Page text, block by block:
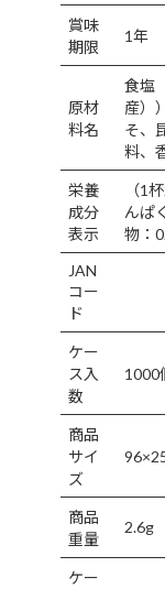
賞味
期限
1年
原材
料名
食塩
産）
そ、
料、
栄養
成分
表示
（1
んぱ
物：
JAN
コー
ド
ケー
ス入
数
1000
商品
サイ
ズ
商品
重量
2.6g
ケー